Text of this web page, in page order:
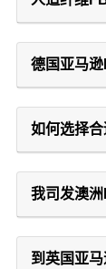
德国亚马
如何选择
我司发澳
到英国亚